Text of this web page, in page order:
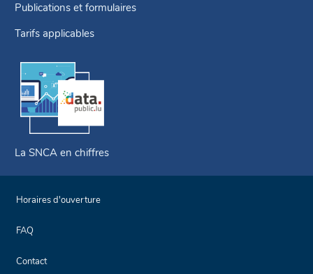
Publications et formulaires
Tarifs applicables
La SNCA en chiffres
Horaires d'ouverture
FAQ
Contact